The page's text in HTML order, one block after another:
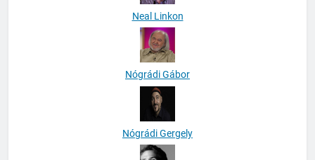
Neal Linkon
Nógrádi Gábor
Nógrádi Gergely